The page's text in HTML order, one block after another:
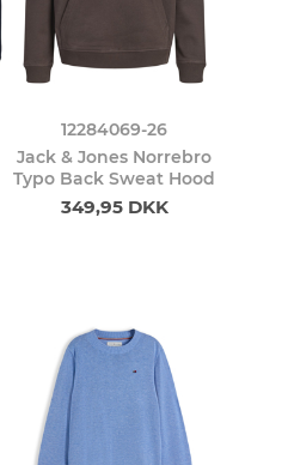
12284069-26
Jack & Jones Norrebro
Typo Back Sweat Hood
349,95 DKK